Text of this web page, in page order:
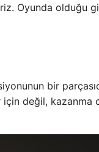
Oyunda olduğu
bir
için değil,